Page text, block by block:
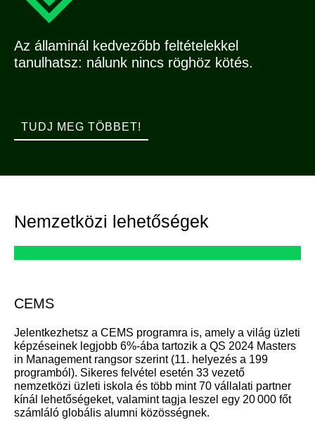
Az államinál kedvezőbb feltételekkel
tanulhatsz: nálunk nincs röghöz kötés.
TUDJ MEG TÖBBET!
Nemzetközi lehetőségek
CEMS
Jelentkezhetsz a CEMS programra is, amely a világ üzleti
képzéseinek legjobb 6%-ába tartozik a QS 2024 Masters
in Management rangsor szerint (11. helyezés a 199
programból). Sikeres felvétel esetén 33 vezető
nemzetközi üzleti iskola és több mint 70 vállalati partner
kínál lehetőségeket, valamint tagja leszel egy 20 000 főt
számláló globális alumni közösségnek.